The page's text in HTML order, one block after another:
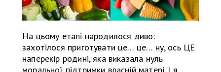
На цьому етапі народилося диво:
захотілося приготувати це… це… ну, ось ЦЕ
наперекір родині, яка виказала нуль
моральної підтримки власній матері. І я